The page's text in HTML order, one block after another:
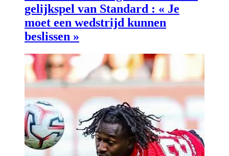
gelijkspel van Standard : « Je
moet een wedstrijd kunnen
beslissen »